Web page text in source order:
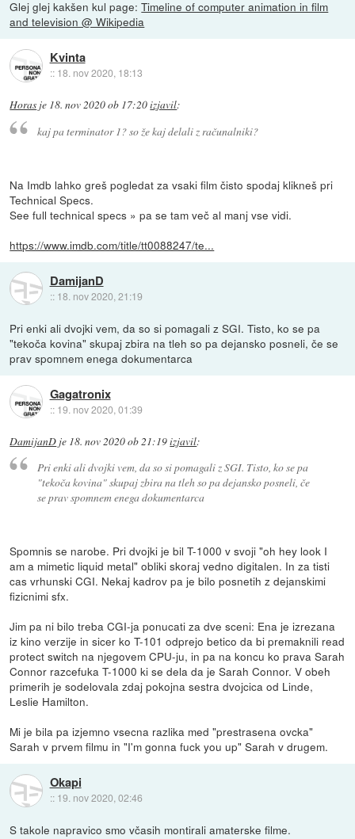
Glej glej kakšen kul page:Timeline of computer animation in film
and television @ Wikipedia
Kvinta
:: 18. nov 2020, 18:13
Horas je 18. nov 2020 ob 17:20izjavil:
kaj pa terminator 1? so že kaj delali z računalniki?
Na Imdb lahko greš pogledat za vsaki film čisto spodaj klikneš pri
Technical Specs.
See full technical specs » pa se tam več al manj vse vidi.
https://www.imdb.com/title/tt0088247/te...
DamijanD
:: 18. nov 2020, 21:19
Pri enki ali dvojki vem, da so si pomagali z SGI. Tisto, ko se pa
"tekoča kovina" skupaj zbira na tleh so pa dejansko posneli, če se
prav spomnem enega dokumentarca
Gagatronix
:: 19. nov 2020, 01:39
DamijanD je 18. nov 2020 ob 21:19izjavil:
Pri enki ali dvojki vem, da so si pomagali z SGI. Tisto, ko se pa
"tekoča kovina" skupaj zbira na tleh so pa dejansko posneli, če
se prav spomnem enega dokumentarca
Spomnis se narobe. Pri dvojki je bil T-1000 v svoji "oh hey look I
am a mimetic liquid metal" obliki skoraj vedno digitalen. In za tisti
cas vrhunski CGI. Nekaj kadrov pa je bilo posnetih z dejanskimi
fizicnimi sfx.
Jim pa ni bilo treba CGI-ja ponucati za dve sceni: Ena je izrezana
iz kino verzije in sicer ko T-101 odprejo betico da bi premaknili read
protect switch na njegovem CPU-ju, in pa na koncu ko prava Sarah
Connor razcefuka T-1000 ki se dela da je Sarah Connor. V obeh
primerih je sodelovala zdaj pokojna sestra dvojcica od Linde,
Leslie Hamilton.
Mi je bila pa izjemno vsecna razlika med "prestrasena ovcka"
Sarah v prvem filmu in "I'm gonna fuck you up" Sarah v drugem.
Okapi
:: 19. nov 2020, 02:46
S takole napravico smo včasih montirali amaterske filme.